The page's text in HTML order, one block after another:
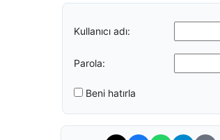
Kullanıcı adı:
Parola:
Beni hatırla